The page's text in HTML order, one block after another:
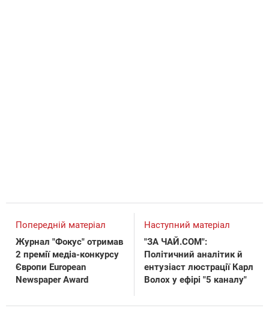
Попередній матеріал
Журнал "Фокус" отримав
2 премії медіа-конкурсу
Європи European
Newspaper Award
Наступний матеріал
"ЗА ЧАЙ.COM":
Політичний аналітик й
ентузіаст люстрації Карл
Волох у ефірі "5 каналу"